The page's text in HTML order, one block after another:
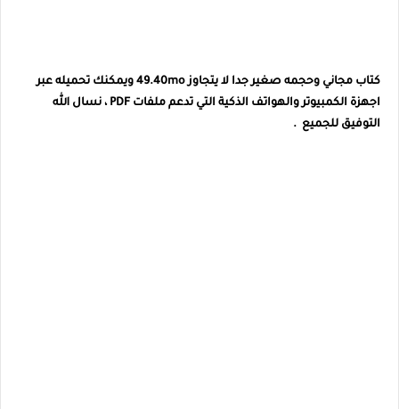
كتاب مجاني وحجمه صغير جدا لا يتجاوز49.40mo ويمكنك تحميله عبر
اجهزة الكمبيوتر والهواتف الذكية التي تدعم ملفات PDF ، نسال الله
التوفيق للجميع .